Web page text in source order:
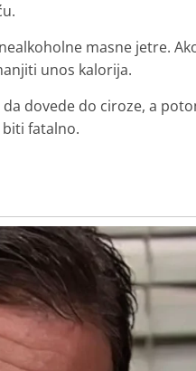
masne jetre.
unos kalorija.
dovede do ciroze, a
fatalno.